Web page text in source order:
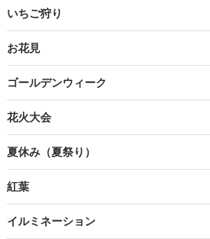
いちご狩り
お花見
ゴールデンウィーク
花火大会
夏休み（夏祭り）
紅葉
イルミネーション